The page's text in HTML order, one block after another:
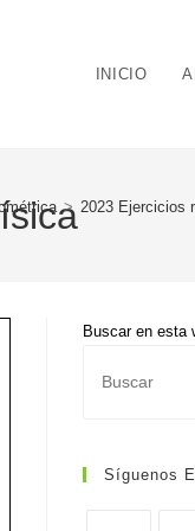
INICIO
> 2023 Ejercicios
Buscar en esta
Síguenos